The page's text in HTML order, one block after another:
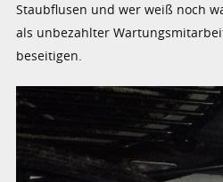
Staubflusen und wer weiß noch
als unbezahlter
beseitigen.